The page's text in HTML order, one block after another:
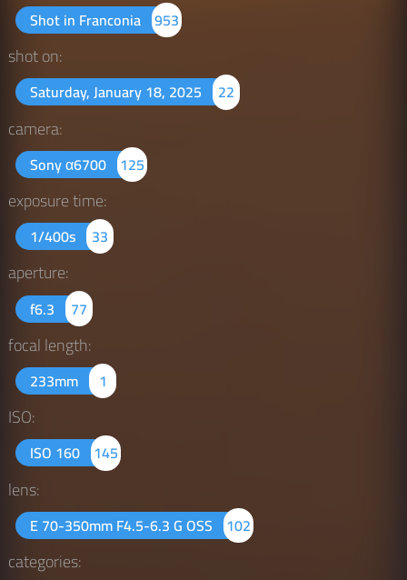
Shot in Franconia 953
shot on:
Saturday, January 18, 2025 22
camera:
Sony α6700 125
exposure time:
1/400s 33
aperture:
f6.3 77
focal length:
233mm 1
ISO:
ISO 160 145
lens:
E 70-350mm F4.5-6.3 G OSS 102
categories: